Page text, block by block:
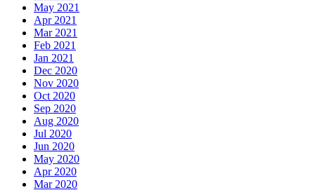
May 2021
Apr 2021
Mar 2021
Feb 2021
Jan 2021
Dec 2020
Nov 2020
Oct 2020
Sep 2020
Aug 2020
Jul 2020
Jun 2020
May 2020
Apr 2020
Mar 2020